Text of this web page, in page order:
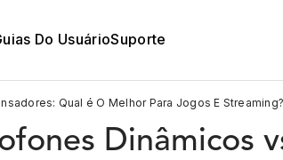
Do UsuárioSuporte
Qual é O Melhor Para Jogos E Streaming?
Dinâmicos